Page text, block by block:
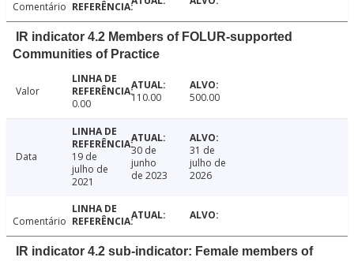
Comentário
IR indicator 4.2 Members of FOLUR-supported
Communities of Practice
Valor
0.00
110.00 500.00
Data
19 de
julho de
2021
30 de
junho
de 2023
31 de
julho de
2026
Comentário
IR indicator 4.2 sub-indicator: Female members of